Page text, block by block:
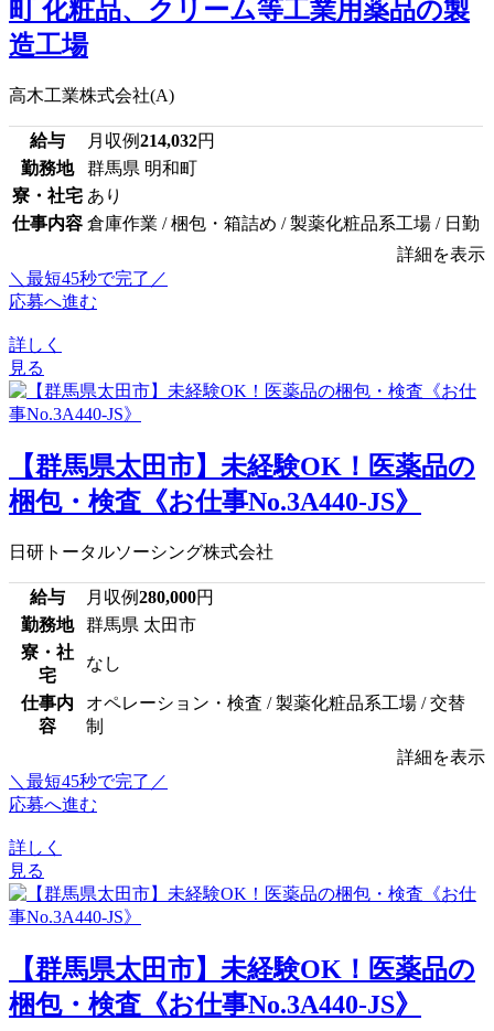
町 化粧品、クリーム等工業用薬品の製
造工場
高木工業株式会社(A)
給与 月収例214,032円
勤務地
群馬県 明和町
寮・社宅 あり
仕事内容 倉庫作業 / 梱包・箱詰め / 製薬化粧品系工場 / 日勤
詳細を表示
＼最短45秒で完了／
応募へ進む
詳しく
見る
【群馬県太田市】未経験OK！医薬品の
梱包・検査《お仕事No.3A440-JS》
日研トータルソーシング株式会社
給与 月収例280,000円
勤務地
群馬県 太田市
寮・社
宅
なし
仕事内
容
オペレーション・検査 / 製薬化粧品系工場 / 交替
制
詳細を表示
＼最短45秒で完了／
応募へ進む
詳しく
見る
【群馬県太田市】未経験OK！医薬品の
梱包・検査《お仕事No.3A440-JS》